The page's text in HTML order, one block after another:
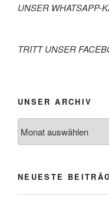
UNSER WHATSAPP-
TRITT UNSER
UNSER ARCHIV
NEUESTE